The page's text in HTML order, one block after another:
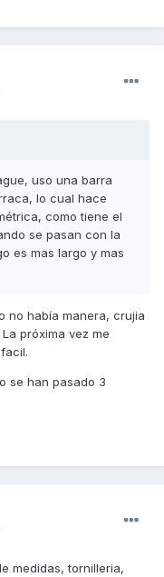
uso una barra
lo cual hace
como tiene el
se pasan con la
es mas largo y mas
no había manera, crujia
próxima vez me
se han pasado 3
medidas, tornilleria,